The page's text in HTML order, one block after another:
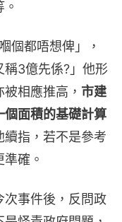
個都唔想俾」，
稱3億先係?」他形
相應推高， 市建
個面積的基礎計算
續指，若不是參考
確。
次事件後，反問政